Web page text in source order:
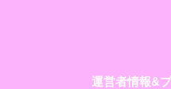
運営者情報&